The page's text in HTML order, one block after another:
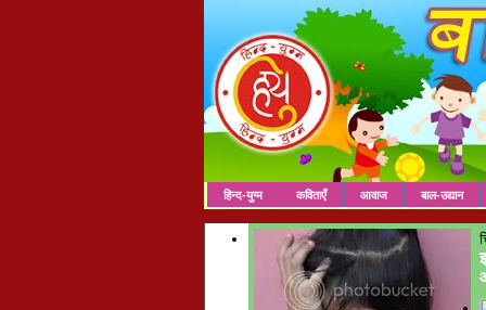
हिन्द-युग्म कविताएँ आवाज बाल-उद्यान